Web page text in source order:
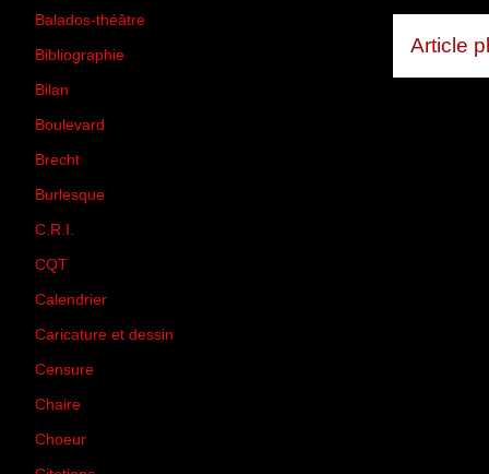
Article
Balados-théâtre
Bibliographie
Bilan
Boulevard
Brecht
Burlesque
C.R.I.
CQT
Calendrier
Caricature et dessin
Censure
Chaire
Choeur